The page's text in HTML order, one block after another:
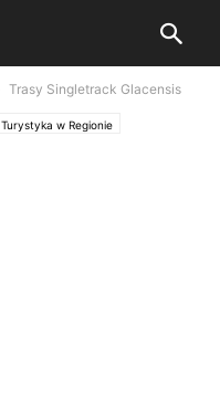
Trasy Singletrack Glacensis
Turystyka w Regionie